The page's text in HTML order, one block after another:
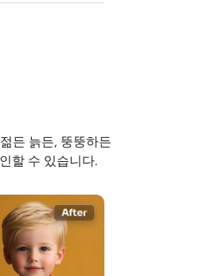
든 늙든, 뚱뚱하든
할 수 있습니다.